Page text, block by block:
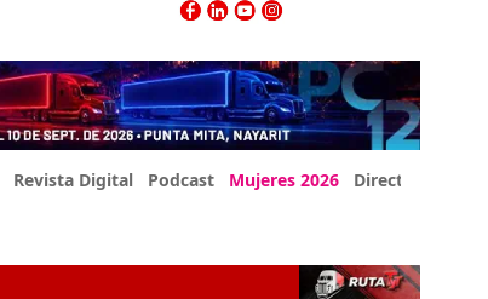
Revista Digital Podcast Mujeres 2026 Directorio Expo